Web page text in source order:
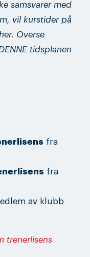
samsvarer med
vil kurstider på
Overse
tidsplanen
fra
fra
av klubb
trenerlisens